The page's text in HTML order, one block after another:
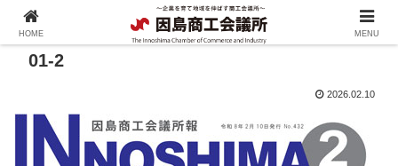
01-2
2026.02.10
HOME MENU